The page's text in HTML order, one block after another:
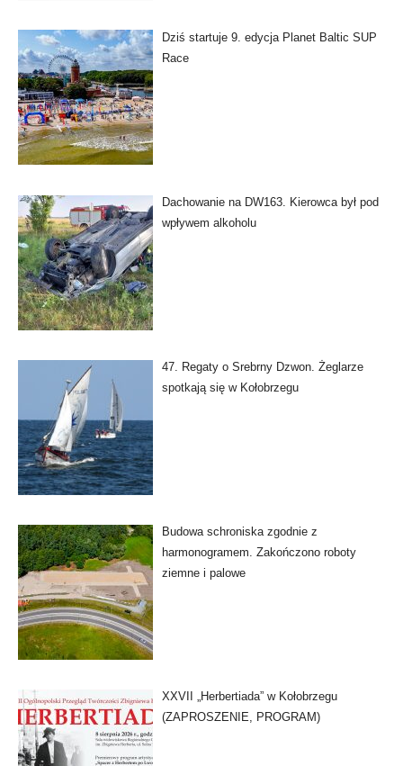
Dziś startuje 9. edycja Planet Baltic SUP
Race
Dachowanie na DW163. Kierowca był pod
wpływem alkoholu
47. Regaty o Srebrny Dzwon. Żeglarze
spotkają się w Kołobrzegu
Budowa schroniska zgodnie z
harmonogramem. Zakończono roboty
ziemne i palowe
XXVII „Herbertiada” w Kołobrzegu
(ZAPROSZENIE, PROGRAM)